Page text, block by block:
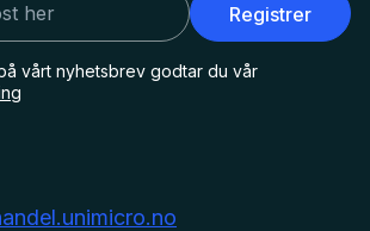
Registrer
vårt nyhetsbrev godtar du vår